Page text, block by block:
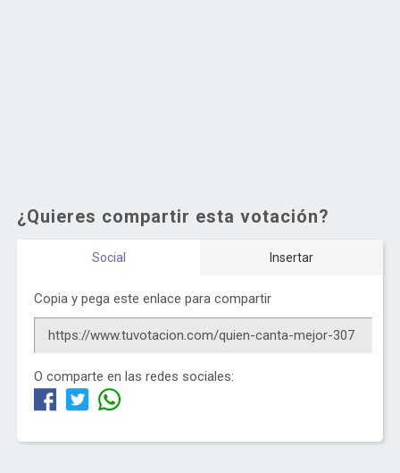
¿Quieres compartir esta votación?
Social Insertar
Copia y pega este enlace para compartir
O comparte en las redes sociales: